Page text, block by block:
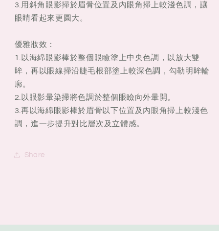
3.用斜角眼影掃於眉骨位置及內眼角掃上較淺色調，讓
眼睛看起來更圓大。
優雅妝效：
1.以海綿眼影棒於整個眼瞼塗上中央色調，以放大雙
眸，再以眼線掃沿睫毛根部塗上較深色調，勾勒明眸輪
廓。
2.以眼影暈染掃將色調於整個眼瞼向外暈開。
3.再以海綿眼影棒於眉骨以下位置及內眼角掃上較淺色
調，進一步提升對比層次及立體感。
Share